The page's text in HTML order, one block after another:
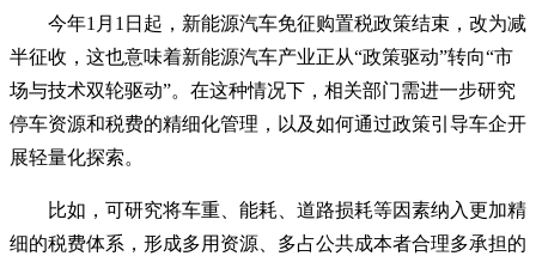
今年1月1日起，新能源汽车免征购置税政策结束，改为减
半征收，这也意味着新能源汽车产业正从“政策驱动”转向“市
场与技术双轮驱动”。在这种情况下，相关部门需进一步研究
停车资源和税费的精细化管理，以及如何通过政策引导车企开
展轻量化探索。
比如，可研究将车重、能耗、道路损耗等因素纳入更加精
细的税费体系，形成多用资源、多占公共成本者合理多承担的